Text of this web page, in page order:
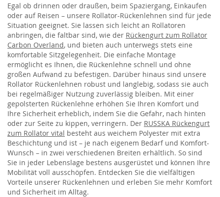
Egal ob drinnen oder draußen, beim Spaziergang, Einkaufen
oder auf Reisen – unsere Rollator-Rückenlehnen sind für jede
Situation geeignet. Sie lassen sich leicht an Rollatoren
anbringen, die faltbar sind, wie der Rückengurt zum Rollator
Carbon Overland, und bieten auch unterwegs stets eine
komfortable Sitzgelegenheit. Die einfache Montage
ermöglicht es Ihnen, die Rückenlehne schnell und ohne
großen Aufwand zu befestigen. Darüber hinaus sind unsere
Rollator Rückenlehnen robust und langlebig, sodass sie auch
bei regelmäßiger Nutzung zuverlässig bleiben. Mit einer
gepolsterten Rückenlehne erhöhen Sie Ihren Komfort und
Ihre Sicherheit erheblich, indem Sie die Gefahr, nach hinten
oder zur Seite zu kippen, verringern. Der RUSSKA Rückengurt
zum Rollator vital besteht aus weichem Polyester mit extra
Beschichtung und ist – je nach eigenem Bedarf und Komfort-
Wunsch – in zwei verschiedenen Breiten erhältlich. So sind
Sie in jeder Lebenslage bestens ausgerüstet und können Ihre
Mobilität voll ausschöpfen. Entdecken Sie die vielfältigen
Vorteile unserer Rückenlehnen und erleben Sie mehr Komfort
und Sicherheit im Alltag.